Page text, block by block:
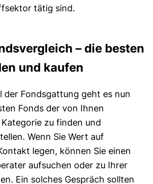
tätig sind.
– die besten
und kaufen
der Fondsgattung geht es nun
Fonds der von Ihnen
zu finden und
Wenn Sie Wert auf
legen, können Sie einen
aufsuchen oder zu Ihrer
Ein solches Gespräch sollten